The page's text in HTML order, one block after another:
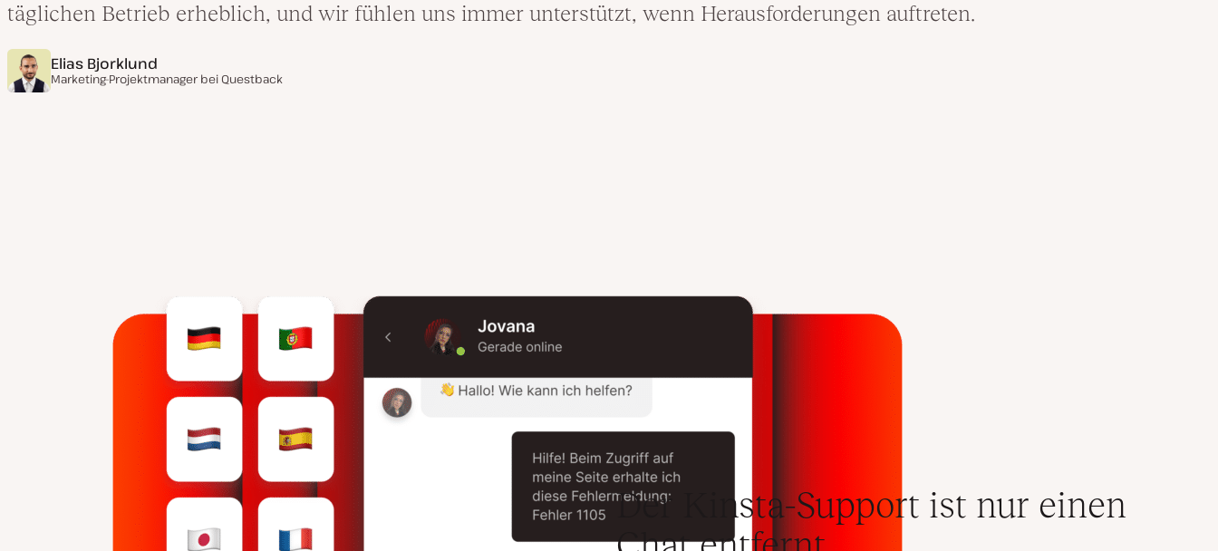
täglichen Betrieb erheblich, und wir fühlen uns immer unterstützt, wenn Herausforderungen auftreten.
Elias Bjorklund
Marketing-Projektmanager bei Questback
Der Kinsta-Support ist nur einen